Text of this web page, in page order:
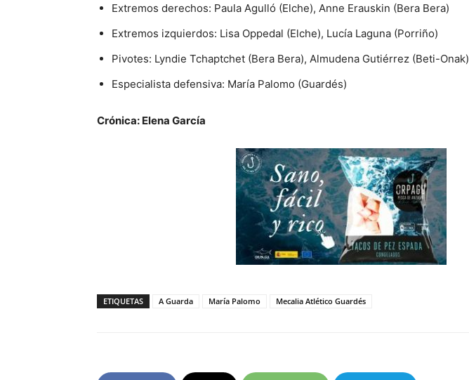
Extremos derechos: Paula Agulló (Elche), Anne Erauskin (Bera Bera)
Extremos izquierdos: Lisa Oppedal (Elche), Lucía Laguna (Porriño)
Pivotes: Lyndie Tchaptchet (Bera Bera), Almudena Gutiérrez (Beti-Onak)
Especialista defensiva: María Palomo (Guardés)
Crónica: Elena García
ETIQUETAS A Guarda María Palomo Mecalia Atlético Guardés